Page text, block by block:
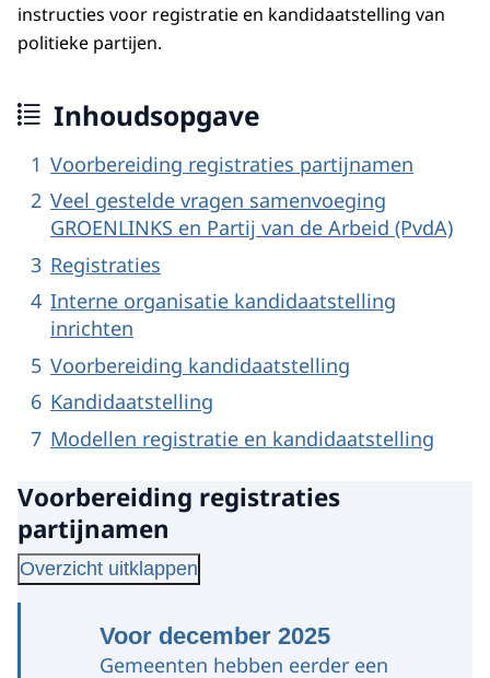
instructies voor registratie en kandidaatstelling van
politieke partijen.
Inhoudsopgave
Voorbereiding registraties partijnamen
Veel gestelde vragen samenvoeging
GROENLINKS en Partij van de Arbeid (PvdA)
Registraties
Interne organisatie kandidaatstelling
inrichten
Voorbereiding kandidaatstelling
Kandidaatstelling
Modellen registratie en kandidaatstelling
Voorbereiding registraties
partijnamen
Overzicht uitklappen
Voor december 2025
Gemeenten hebben eerder een